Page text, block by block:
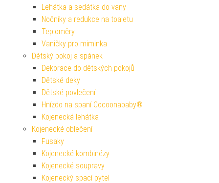
Lehátka a sedátka do vany
Nočníky a redukce na toaletu
Teploměry
Vaničky pro miminka
Dětský pokoj a spánek
Dekorace do dětských pokojů
Dětské deky
Dětské povlečení
Hnízdo na spaní Cocoonababy®
Kojenecká lehátka
Kojenecké oblečení
Fusaky
Kojenecké kombinézy
Kojenecké soupravy
Kojenecký spací pytel